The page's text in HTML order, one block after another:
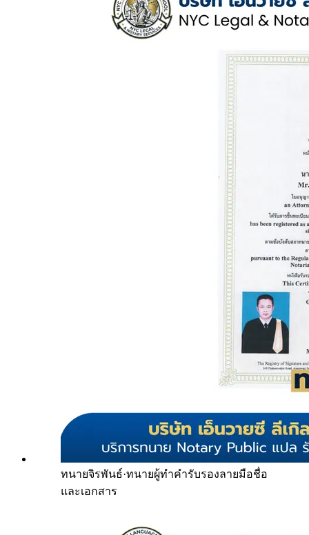
ทนายจิรพันธ์·ทนายผู้ทำคำรับรองลายมือชื่อ
และเอกสาร